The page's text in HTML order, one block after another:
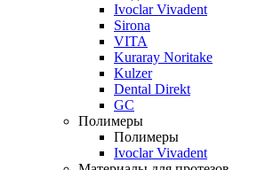
Ivoclar Vivadent
Sirona
VITA
Kuraray Noritake
Kulzer
Dental Direkt
GC
Полимеры
Полимеры
Ivoclar Vivadent